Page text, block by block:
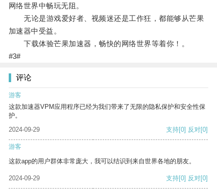
网络世界中畅玩无阻。
无论是游戏爱好者、视频迷还是工作狂，都能够从芒果
加速器中受益。
下载体验芒果加速器，畅快的网络世界等着你！。
#3#
评论
游客
这款加速器VPM应用程序已经为我们带来了无限的隐私保护和安全性保
护。
2024-09-29
支持[0] 反对[0]
游客
这款app的用户群体非常庞大，我可以结识到来自世界各地的朋友。
2024-09-29 支持[0] 反对[0]